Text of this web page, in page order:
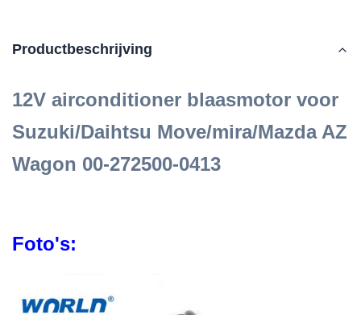
Productbeschrijving
12V airconditioner blaasmotor voor
Suzuki/Daihtsu Move/mira/Mazda AZ
Wagon 00-272500-0413
Foto's: